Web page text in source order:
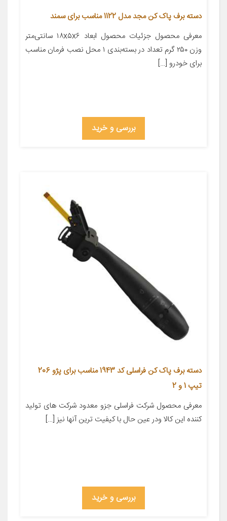
دسته برف پاک کن مجد مدل 1122 مناسب برای سمند
معرفی محصول جزئیات محصول ابعاد ۱۸x۵x۶ سانتی‌متر
وزن ۲۵۰ گرم تعداد در بسته‌بندی ۱ محل نصب فرمان مناسب
برای خودرو […]
بررسی و خرید
دسته برف پاک کن فراسلی کد 1943 مناسب برای پژو 206
تیپ 1 و 2
معرفی محصول شرکت فراسلی جزو معدود شرکت های تولید
کننده این کالا ودر عین حال با کیفیت ترین آنها نیز […]
بررسی و خرید